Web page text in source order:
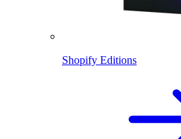
Shopify Editions